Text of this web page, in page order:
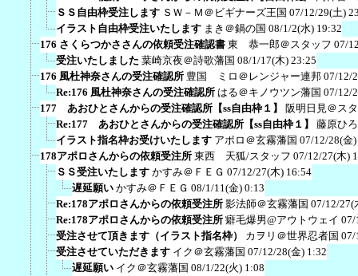
ＳＳ自由枠受注します ＳＷ－Ｍ＠ビギナーズ王国 07/12/29(土)
イラスト自由枠受注いたします まき＠鍋の国 08/1/2(水) 19:32
176 さくらつかささんの依頼受注確認書 東 恭一郎＠スタッフ 07/
受注いたしました 葉崎京夜＠詩歌藩国 08/1/17(木) 23:25
176 風杜神奈さんの受注確認所 豊国 ミロ＠レンジャー連邦 07/12/
Re:176 風杜神奈さんの受注確認所 はる＠キノウツン藩国 07/12/
177 あおひとさんからの受注確認所【ss自由枠１】
阪明日見＠ス
Re:177 あおひとさんからの受注確認所【ss自由枠１】
藤原ひ
イラスト指名枠お受けいたします アポロ＠玄霧藩国 07/12/28(金
178アポロさんからの依頼受注所 東西 天狐/スタッフ 07/12/27(木)
ＳＳ受注いたします かすみ＠ＦＥＧ 07/12/27(木) 16:54
遅延願い かすみ＠ＦＥＧ 08/1/11(金) 0:13
Re:178アポロさんからの依頼受注所 影法師＠玄霧藩国 07/12/27(
Re:178アポロさんからの依頼受注所 癖毛爆男@アウトウェイ 07/
受注させて頂きます（イラスト指名枠）
カヲリ＠世界忍者国 07/
受注させていただきます イク＠玄霧藩国 07/12/28(金) 1:32
遅延願い イク＠玄霧藩国 08/1/22(火) 1:08